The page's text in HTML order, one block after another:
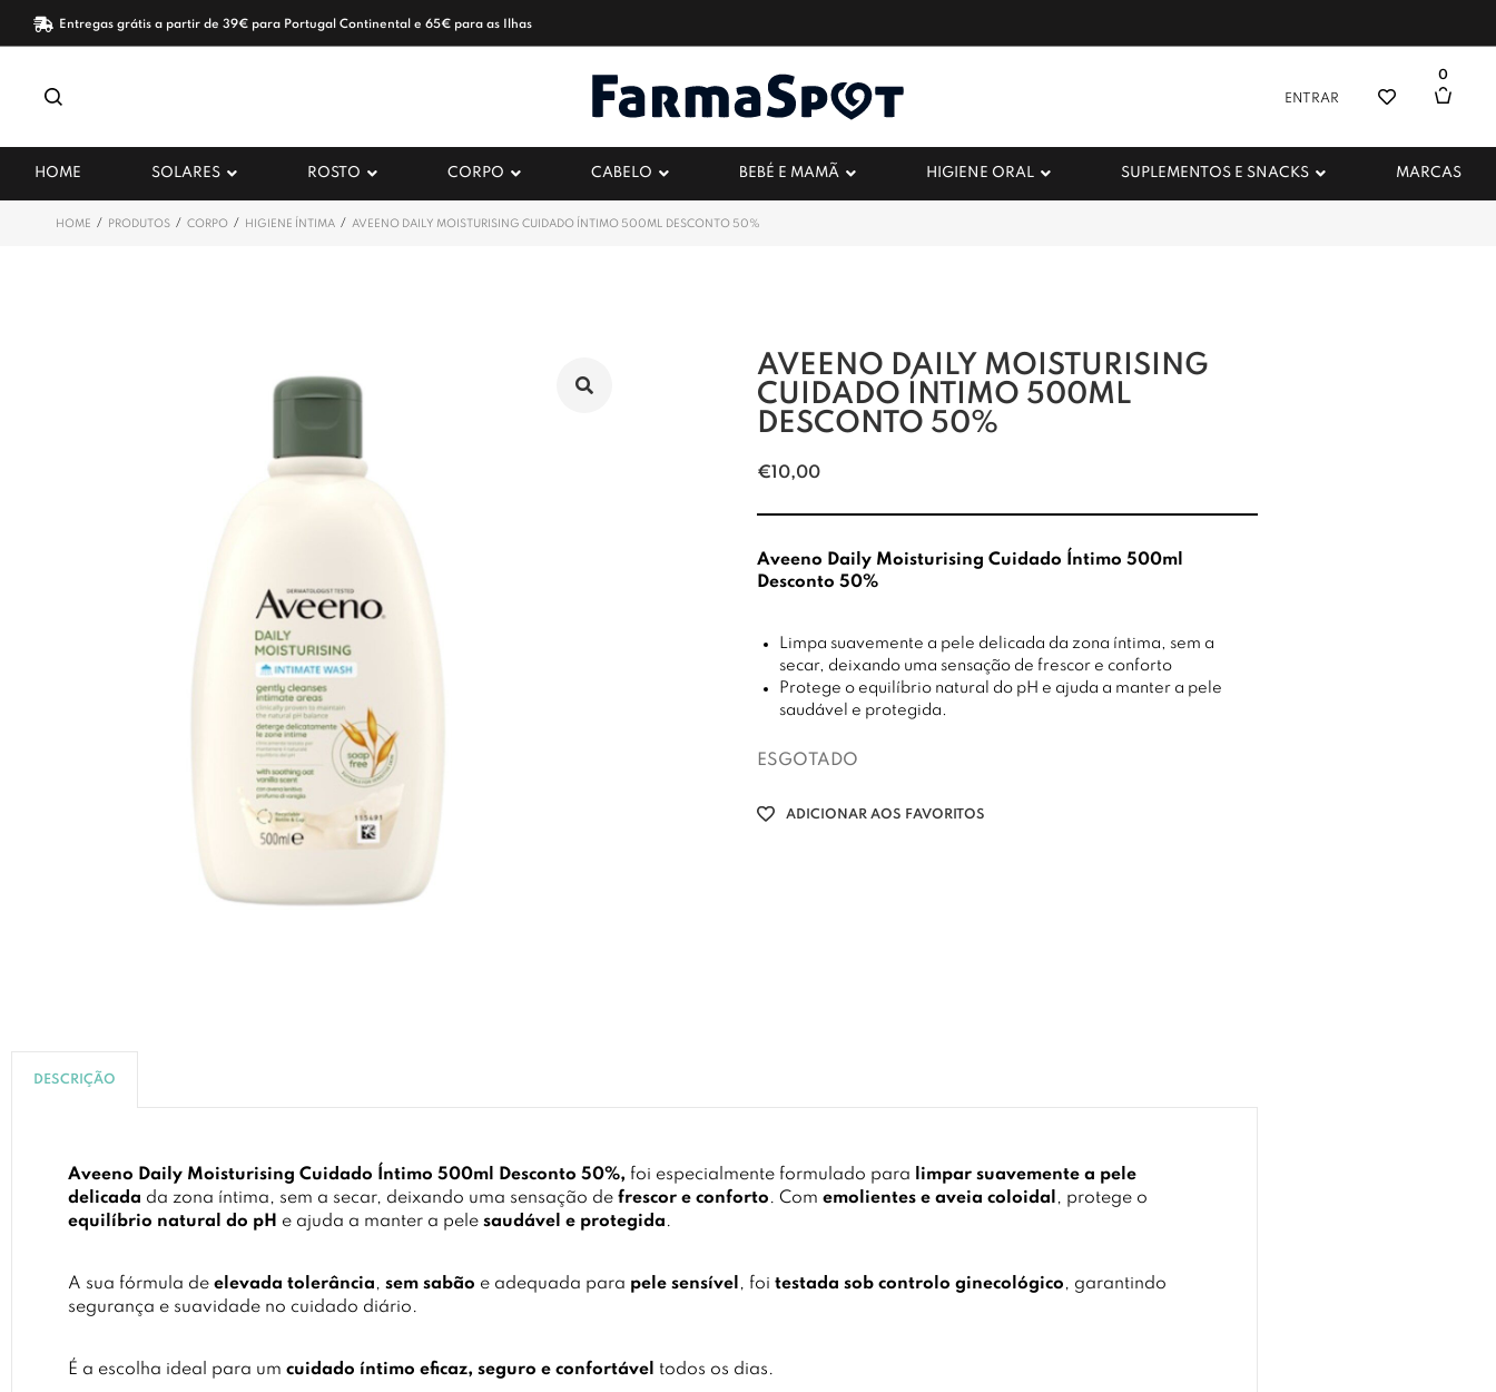
Entregas grátis a partir de 39€ para Portugal Continental e 65€ para as Ilhas
ENTRAR
0
HOME SOLARES ROSTO CORPO CABELO BEBÉ E MAMÃ HIGIENE ORAL SUPLEMENTOS E SNACKS MARCAS
HOME / PRODUTOS / CORPO / HIGIENE ÍNTIMA / AVEENO DAILY MOISTURISING CUIDADO ÍNTIMO 500ML DESCONTO 50%
AVEENO DAILY MOISTURISING
CUIDADO ÍNTIMO 500ML
DESCONTO 50%
€10,00
Aveeno Daily Moisturising Cuidado Íntimo 500ml
Desconto 50%
Limpa suavemente a pele delicada da zona íntima, sem a
secar, deixando uma sensação de frescor e conforto
Protege o equilíbrio natural do pH e ajuda a manter a pele
saudável e protegida.
ESGOTADO
ADICIONAR AOS FAVORITOS
DESCRIÇÃO
Aveeno Daily Moisturising Cuidado Íntimo 500ml Desconto 50%, foi especialmente formulado para
limpar suavemente a pele
delicada da zona íntima, sem a secar, deixando uma sensação de frescor e conforto. Com emolientes e aveia coloidal , protege o
equilíbrio natural do pH e ajuda a manter a pele saudável e protegida.
A sua fórmula de elevada tolerância, sem sabão e adequada para pele sensível , foi testada sob controlo ginecológico, garantindo
segurança e suavidade no cuidado diário.
É a escolha ideal para um cuidado íntimo eficaz, seguro e confortável todos os dias.